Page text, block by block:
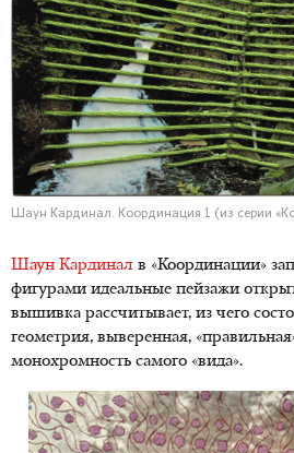
Шаун Кардинал. Координация 1 (из серии
Шаун Кардинал в «Координации»
фигурами идеальные пейзажи
вышивка рассчитывает, из чего
геометрия, выверенная,
монохромность самого «вида».